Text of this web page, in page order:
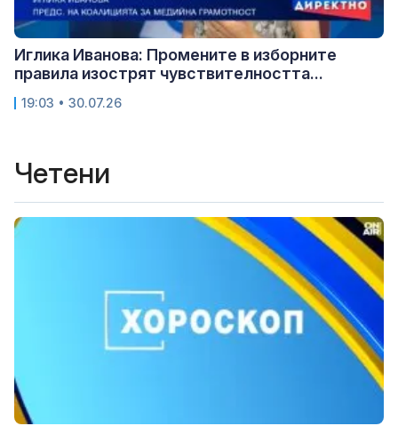
Иглика Иванова: Промените в изборните
правила изострят чувствителността...
19:03 • 30.07.26
Четени